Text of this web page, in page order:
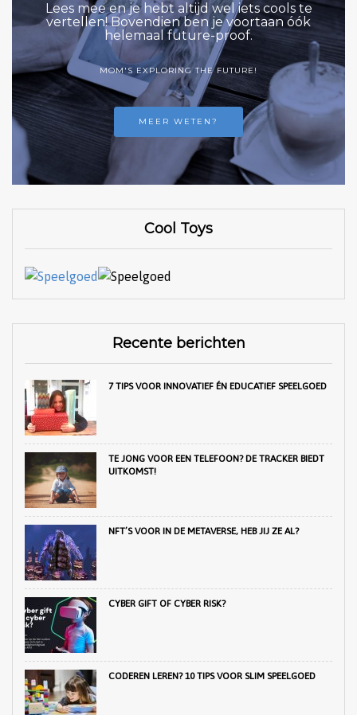
Lees mee en je hebt altijd wel iets cools te
vertellen! Bovendien ben je voortaan óók
helemaal future-proof.
MOM'S EXPLORING THE FUTURE!
MEER WETEN?
Cool Toys
Recente berichten
7 TIPS VOOR INNOVATIEF ÉN EDUCATIEF SPEELGOED
TE JONG VOOR EEN TELEFOON? DE TRACKER BIEDT
UITKOMST!
NFT’S VOOR IN DE METAVERSE, HEB JIJ ZE AL?
CYBER GIFT OF CYBER RISK?
CODEREN LEREN? 10 TIPS VOOR SLIM SPEELGOED